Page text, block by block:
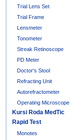
Trial Lens Set
Trial Frame
Lensmeter
Tonometer
Streak Retinoscope
PD Meter
Doctor's Stool
Refracting Unit
Autorefractometer
Operating Microscope
Kursi Roda MedTic
Rapid Test
Monotes